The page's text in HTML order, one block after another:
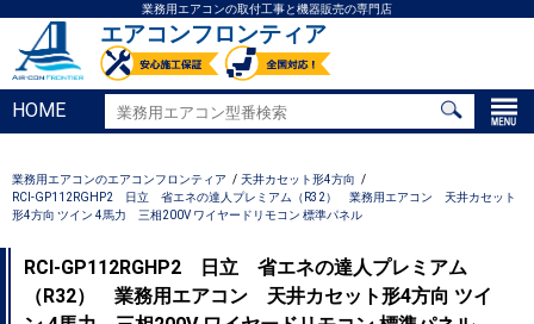
業務用エアコンの取付工事と機器販売の専門店
エアコンフロンティア
HOME
業務用エアコンのエアコンフロンティア
天井カセット形4方向
RCI-GP112RGHP2 日立 省エネの達人プレミアム（R32） 業務用エアコン 天井カセット
形4方向 ツイン 4馬力 三相200V ワイヤードリモコン 標準パネル
RCI-GP112RGHP2 日立 省エネの達人プレミアム
（R32） 業務用エアコン 天井カセット形4方向 ツイ